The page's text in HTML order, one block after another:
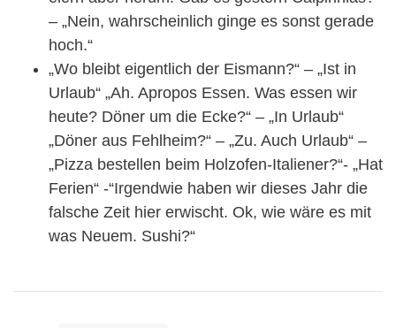
– „Nein, wahrscheinlich ginge es sonst gerade
hoch.“
„Wo bleibt eigentlich der Eismann?“ – „Ist in
Urlaub“ „Ah. Apropos Essen. Was essen wir
heute? Döner um die Ecke?“ – „In Urlaub“
„Döner aus Fehlheim?“ – „Zu. Auch Urlaub“ –
„Pizza bestellen beim Holzofen-Italiener?“- „Hat
Ferien“ -“Irgendwie haben wir dieses Jahr die
falsche Zeit hier erwischt. Ok, wie wäre es mit
was Neuem. Sushi?“